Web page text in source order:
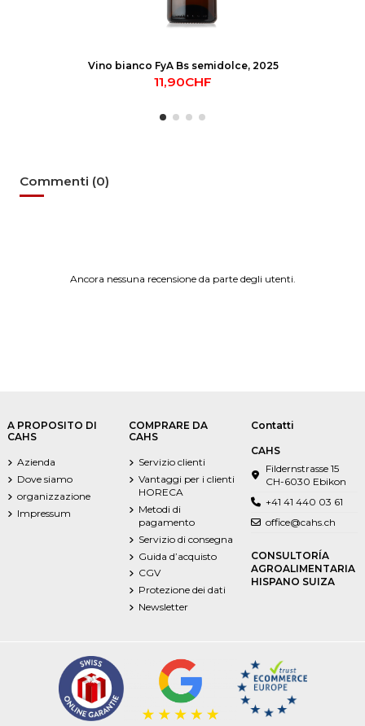
Vino bianco FyA Bs semidolce, 2025
11,90CHF
Commenti (0)
Ancora nessuna recensione da parte degli utenti.
A PROPOSITO DI
CAHS
Azienda
Dove siamo
organizzazione
Impressum
COMPRARE DA
CAHS
Servizio clienti
Vantaggi per i clienti
HORECA
Metodi di
pagamento
Servizio di consegna
Guida d’acquisto
CGV
Protezione dei dati
Newsletter
Contatti
CAHS
Fildernstrasse 15
CH-6030 Ebikon
+41 41 440 03 61
office@cahs.ch
CONSULTORÍA
AGROALIMENTARIA
HISPANO SUIZA